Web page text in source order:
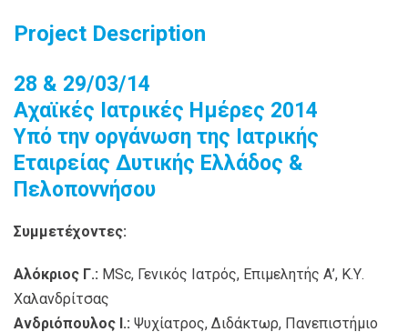
Project Description
28 & 29/03/14
Αχαϊκές Ιατρικές Ημέρες 2014
Υπό την οργάνωση της Ιατρικής
Εταιρείας Δυτικής Ελλάδος &
Πελοποννήσου
Συμμετέχοντες:
Αλόκριος Γ.: MSc, Γενικός Ιατρός, Επιμελητής Α’, Κ.Υ.
Χαλανδρίτσας
Ανδριόπουλος Ι.: Ψυχίατρος, Διδάκτωρ, Πανεπιστήμιο